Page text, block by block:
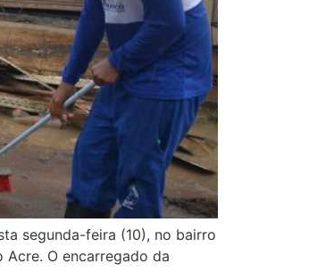
segunda-feira (10), no bairro
O encarregado da